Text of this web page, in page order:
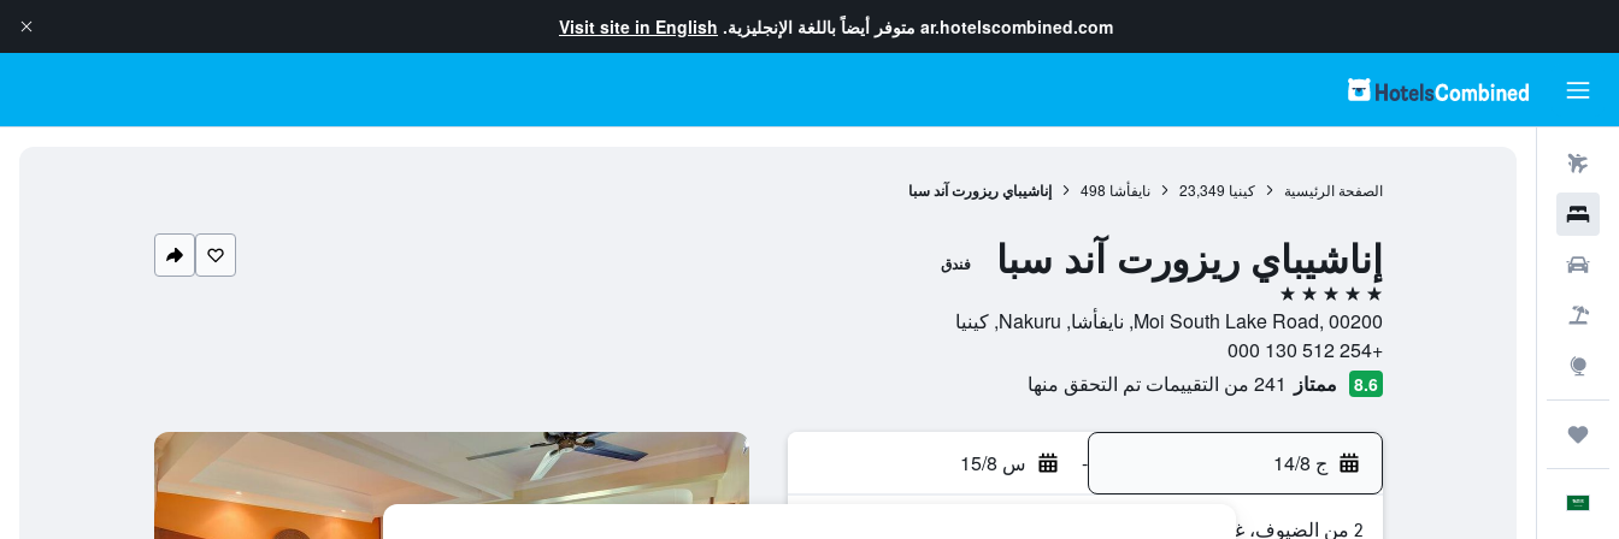
ar.hotelscombined.com متوفر أيضاً باللغة الإنجليزية. Visit site in English
الصفحة الرئيسية كينيا 23,349 نايفأشا 498 إناشيباي ريزورت آند سبا
إناشيباي ريزورت آند سبا فندق
5 نجوم
Moi South Lake Road, 00200, نايفأشا, Nakuru, كينيا
+254 512 130 000
8.6 ممتاز 241 من التقييمات تم التحقق منها
ج 14/8 - س 15/8
2 من الضيوف، غرفة واحدة